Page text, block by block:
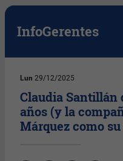
InfoGerentes
Lun 29/12/2025
Claudia Santillán
años (y la
Márquez como su